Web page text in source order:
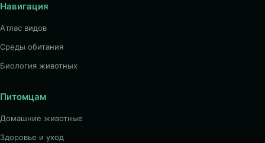
Навигация
Атлас видов
Среды обитания
Биология животных
Питомцам
Домашние животные
Здоровье и уход